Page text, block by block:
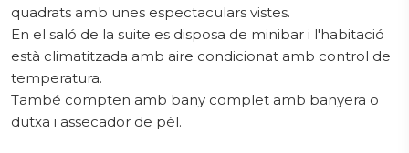
quadrats amb unes espectaculars vistes.
En el saló de la suite es disposa de minibar i l'habitació
està climatitzada amb aire condicionat amb control de
temperatura.
També compten amb bany complet amb banyera o
dutxa i assecador de pèl.